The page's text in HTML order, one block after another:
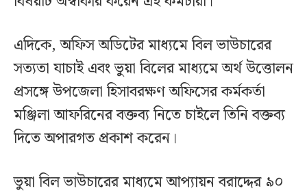
এদিকে, অফিস অডিটের মাধ্যমে বিল ভাউচারের
সত্যতা যাচাই এবং ভুয়া বিলের মাধ্যমে অর্থ উত্তোলন
প্রসঙ্গে উপজেলা হিসাবরক্ষণ অফিসের কর্মকর্তা
মঞ্জিলা আফরিনের বক্তব্য নিতে চাইলে তিনি বক্তব্য
দিতে অপারগত প্রকাশ করেন।
ভুয়া বিল ভাউচারের মাধ্যমে আপ্যায়ন বরাদ্দের ৯০